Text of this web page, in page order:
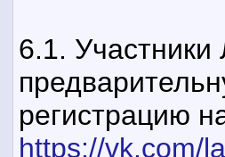
6.1.
регистрацию
https://vk.com/